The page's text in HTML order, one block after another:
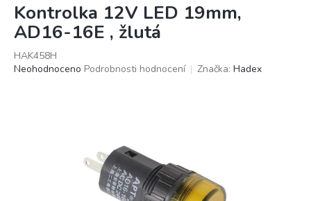
Kontrolka 12V LED 19mm,
AD16-16E , žlutá
HAK458H
Průměrné
Neohodnoceno Podrobnosti hodnocení Značka: Hadex